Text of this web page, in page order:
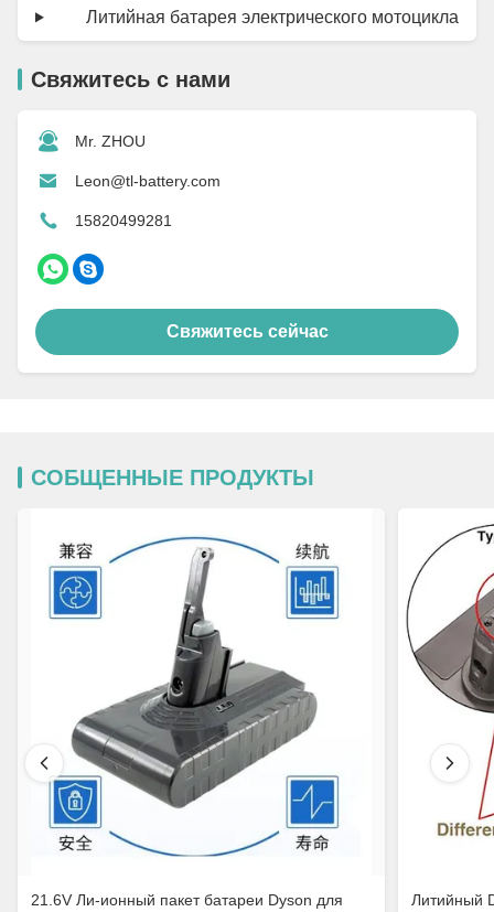
Литийная батарея электрического мотоцикла
Свяжитесь с нами
Mr. ZHOU
Leon@tl-battery.com
15820499281
Свяжитесь сейчас
СОБЩЕННЫЕ ПРОДУКТЫ
21.6V Ли-ионный пакет батареи Dyson для
Литийный